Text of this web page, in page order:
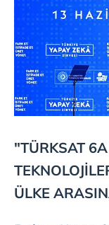
"TÜRKSAT
ÜLKE